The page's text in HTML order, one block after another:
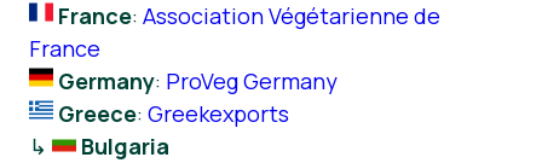
France: Association Végétarienne de
France
Germany: ProVeg Germany
Greece: Greekexports
↳
Bulgaria